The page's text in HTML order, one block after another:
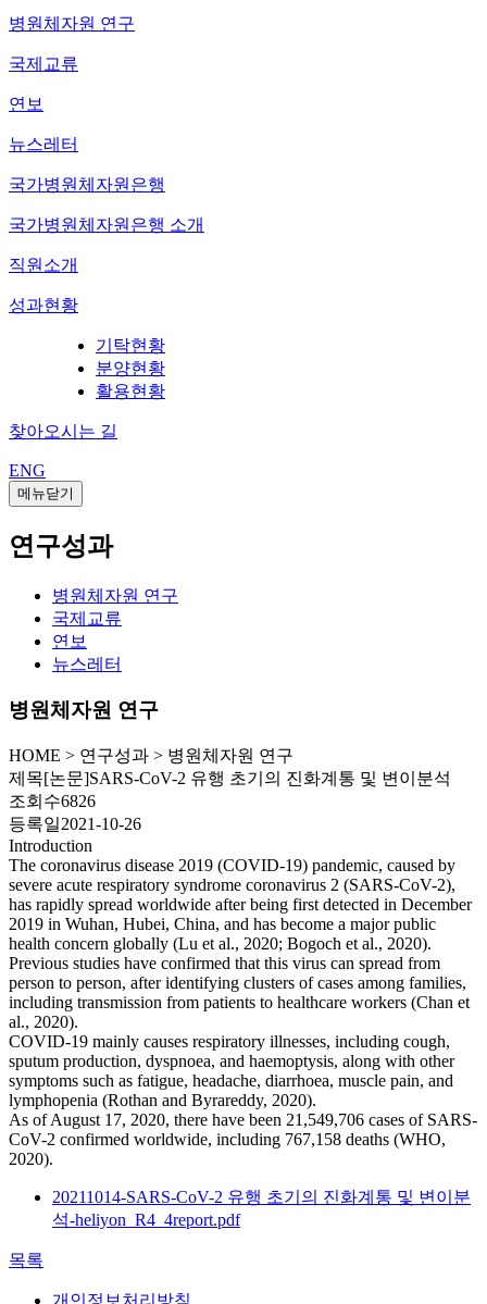
병원체자원 연구
국제교류
연보
뉴스레터
국가병원체자원은행
국가병원체자원은행 소개
직원소개
성과현황
기탁현황
분양현황
활용현황
찾아오시는 길
ENG
메뉴닫기
연구성과
병원체자원 연구
국제교류
연보
뉴스레터
병원체자원 연구
HOME > 연구성과 > 병원체자원 연구
제목[논문]SARS-CoV-2 유행 초기의 진화계통 및 변이분석
조회수6826
등록일2021-10-26
Introduction
The coronavirus disease 2019 (COVID-19) pandemic, caused by
severe acute respiratory syndrome coronavirus 2 (SARS-CoV-2),
has rapidly spread worldwide after being first detected in December
2019 in Wuhan, Hubei, China, and has become a major public
health concern globally (Lu et al., 2020; Bogoch et al., 2020).
Previous studies have confirmed that this virus can spread from
person to person, after identifying clusters of cases among families,
including transmission from patients to healthcare workers (Chan et
al., 2020).
COVID-19 mainly causes respiratory illnesses, including cough,
sputum production, dyspnoea, and haemoptysis, along with other
symptoms such as fatigue, headache, diarrhoea, muscle pain, and
lymphopenia (Rothan and Byrareddy, 2020).
As of August 17, 2020, there have been 21,549,706 cases of SARS-
CoV-2 confirmed worldwide, including 767,158 deaths (WHO,
2020).
20211014-SARS-CoV-2 유행 초기의 진화계통 및 변이분
석-heliyon_R4_4report.pdf
목록